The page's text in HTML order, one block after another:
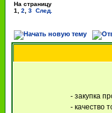
На страницу
1
2 3 След.
- закупка
- качество